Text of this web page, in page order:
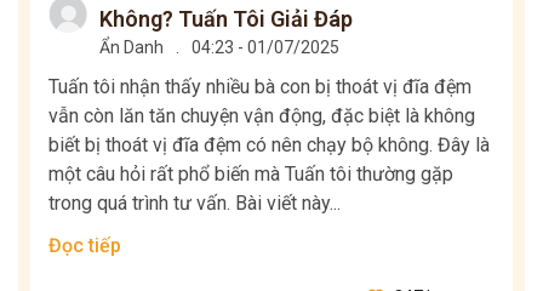
Không? Tuấn Tôi Giải Đáp
Ẩn Danh 04:23 - 01/07/2025
Tuấn tôi nhận thấy nhiều bà con bị thoát vị đĩa đệm
vẫn còn lăn tăn chuyện vận động, đặc biệt là không
biết bị thoát vị đĩa đệm có nên chạy bộ không. Đây là
một câu hỏi rất phổ biến mà Tuấn tôi thường gặp
trong quá trình tư vấn. Bài viết này...
Đọc tiếp